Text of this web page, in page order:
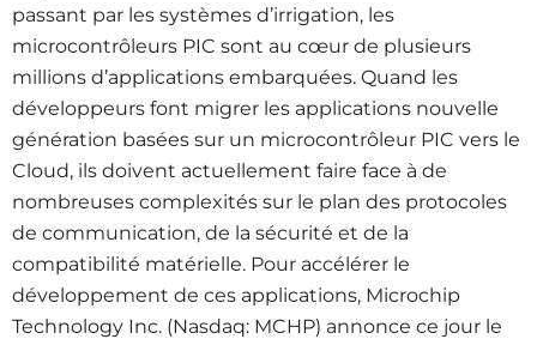
passant par les systèmes d’irrigation, les
microcontrôleurs PIC sont au cœur de plusieurs
millions d’applications embarquées. Quand les
développeurs font migrer les applications nouvelle
génération basées sur un microcontrôleur PIC vers le
Cloud, ils doivent actuellement faire face à de
nombreuses complexités sur le plan des protocoles
de communication, de la sécurité et de la
compatibilité matérielle. Pour accélérer le
développement de ces applications, Microchip
Technology Inc. (Nasdaq: MCHP) annonce ce jour le